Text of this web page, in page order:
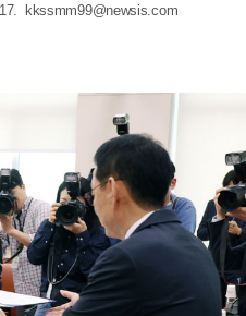
kkssmm99@newsis.com